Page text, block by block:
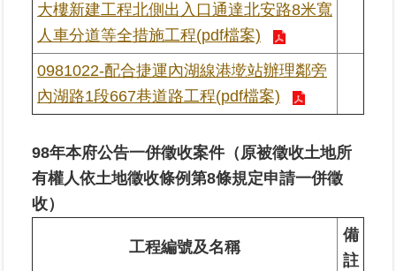
未
承
地
籍
清
理
大樓新建工程北側出入口通達北安路8米寬
人車分道等全措施工程(pdf檔案)
0981022-配合捷運內湖線港墘站辦理鄰旁
內湖路1段667巷道路工程(pdf檔案)
98年本府公告一併徵收案件（原被徵收土地所
有權人依土地徵收條例第8條規定申請一併徵
收）
工程編號及名稱
備
註